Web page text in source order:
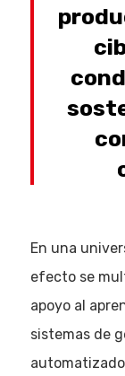
En una
efecto se
apoyo al
sistemas de